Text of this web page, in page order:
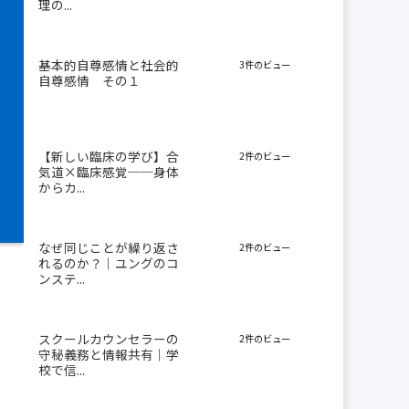
理の...
基本的自尊感情と社会的
自尊感情 その１
3件のビュー
【新しい臨床の学び】合
気道×臨床感覚──身体
からカ...
2件のビュー
なぜ同じことが繰り返さ
れるのか？｜ユングのコ
ンステ...
2件のビュー
スクールカウンセラーの
守秘義務と情報共有｜学
校で信...
2件のビュー